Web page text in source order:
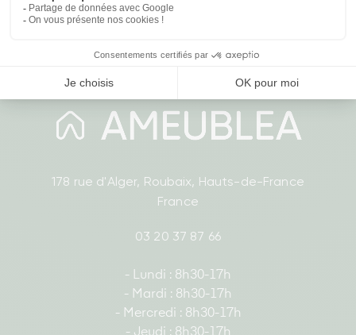
178 rue d'Alger, Roubaix, Hauts-de-France
France
03 20 37 87 66
- Lundi : 8h30-17h
- Mardi : 8h30-17h
- Mercredi : 8h30-17h